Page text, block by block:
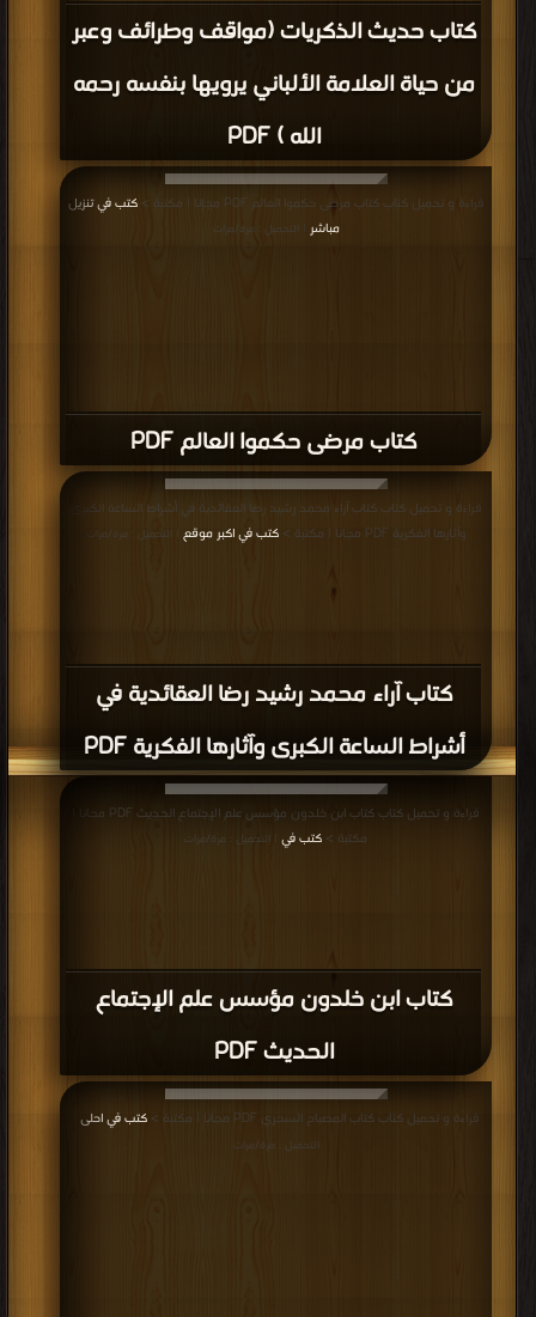
كتاب حديث الذكريات (مواقف وطرائف وعبر
من حياة العلامة الألباني يرويها بنفسه رحمه
الله ) PDF
كتاب مرضى حكموا العالم PDF
قراءة و تحميل كتاب كتاب مرضى حكموا العالم PDF مجانا | مكتبة >
كتب في تنزيل
مباشر | التحميل : مرة/مرات
كتاب آراء محمد رشيد رضا العقائدية في
أشراط الساعة الكبرى وآثارها الفكرية PDF
قراءة و تحميل كتاب كتاب آراء محمد رشيد رضا العقائدية في أشراط الساعة الكبرى
وآثارها الفكرية PDF مجانا | مكتبة >
كتب في اكبر موقع | التحميل : مرة/مرات
كتاب ابن خلدون مؤسس علم الإجتماع
الحديث PDF
قراءة و تحميل كتاب كتاب ابن خلدون مؤسس علم الإجتماع الحديث PDF مجانا |
مكتبة > كتب في | التحميل : مرة/مرات
قراءة و تحميل كتاب كتاب المصباح السحري PDF مجانا | مكتبة > كتب في احلى
التحميل : مرة/مرات